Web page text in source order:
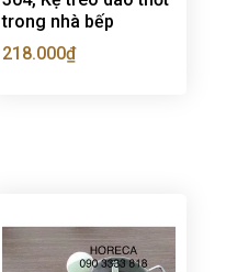
trong nhà bếp
218.000₫